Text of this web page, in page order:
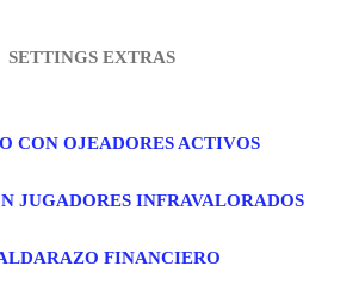
SETTINGS EXTRAS
CON OJEADORES ACTIVOS
JUGADORES INFRAVALORADOS
FINANCIERO